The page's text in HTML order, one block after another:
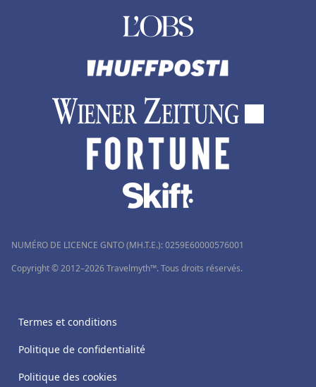
Hôtels à Saint-Médard-en-Jalles
Hôtels à Paray-le-Monial
NUMÉRO DE LICENCE GNTO (MH.T.E.): 0259Ε60000576001
Copyright © 2012–2026 Travelmyth™. Tous droits réservés.
Termes et conditions
Politique de confidentialité
Politique des cookies